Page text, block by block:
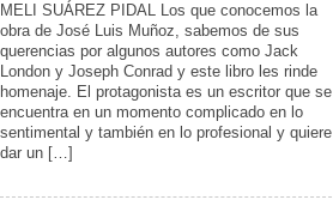
MELI SUÁREZ PIDAL Los que conocemos la
obra de José Luis Muñoz, sabemos de sus
querencias por algunos autores como Jack
London y Joseph Conrad y este libro les rinde
homenaje. El protagonista es un escritor que se
encuentra en un momento complicado en lo
sentimental y también en lo profesional y quiere
dar un […]